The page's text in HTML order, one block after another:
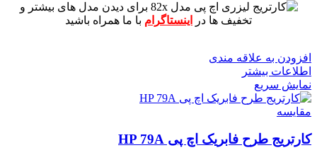
برای دیدن مدل های بیشتر و
تخفیف ها در
اینستاگرام با ما همراه باشید
افزودن به علاقه مندی
اطلاعات بیشتر
نمایش سریع
مقايسه
کارتریج طرح فابریک اچ پی HP 79A